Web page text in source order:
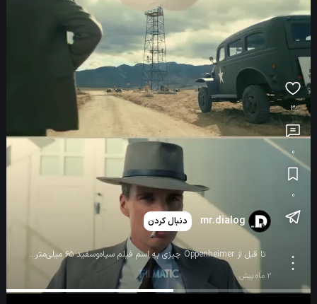
mr.dialog دنبال کردن
تا قبل از Oppenheimer چیزی به اسم فیلم سیاه‌وسفید ۶۵ میلی‌متری IMAX وجود نداشت. وقتی هویته ون هویتما از کداک چنین فیلمی خواست، آن‌ها مجبور شدند برای اولین‌بار نسخه‌ای از نگاتیو Double‑X را در این اندازه بسازند. حتی اولین حلقه‌ها با برچسب‌های دست‌نویس به صحنه رسیدند. بعد هم چون نگاتیو سیاه‌وسفید لایه محافظ فیلم رنگی را ندارد، دوربین‌های IMAX مدام فیلم را خش می‌انداختند و چند شرکت مجبور شدند تجهیزات را دوباره طراحی کنند. اگر از این جور نکات جالب سینما خوشت می‌آید، به سایت سینمایی مستر دیالوگ سر بزن. 🎬 https://mrdialog.com
2 ماه پیش
3
0
0